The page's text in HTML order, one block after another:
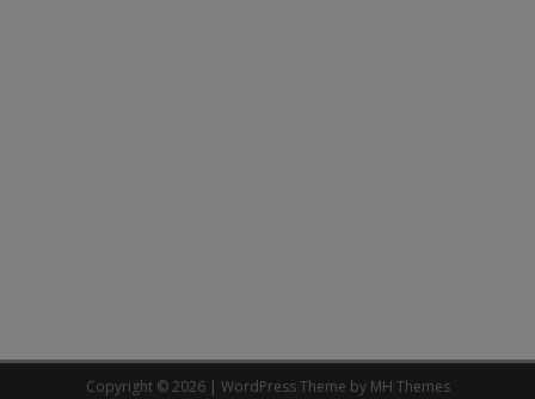
Copyright © 2026 | WordPress Theme by MH Themes